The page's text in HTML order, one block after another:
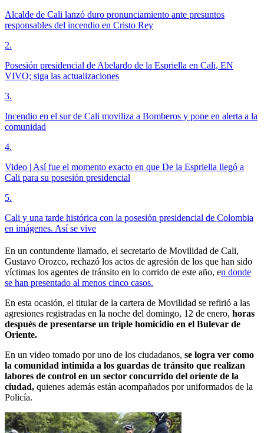
Alcalde de Cali lanzó duro pronunciamiento ante presuntos
responsables del incendio en Cristo Rey
2.
Posesión presidencial de Abelardo de la Espriella en Cali, EN
VIVO; siga las actualizaciones
3.
Incendio en el sur de Cali moviliza a Bomberos y pone en alerta a la
comunidad
4.
Video | Así fue el momento exacto en que De la Espriella llegó a
Cali para su posesión presidencial
5.
Cali y una tarde histórica con la posesión presidencial de Colombia
en imágenes. Así se vive
En un contundente llamado, el secretario de Movilidad de Cali,
Gustavo Orozco, rechazó los actos de agresión de los que han sido
víctimas los agentes de tránsito en lo corrido de este año, en donde
se han presentado al menos cinco casos.
En esta ocasión, el titular de la cartera de Movilidad se refirió a las
agresiones registradas en la noche del domingo, 12 de enero, horas
después de presentarse un triple homicidio en el Bulevar de
Oriente.
En un video tomado por uno de los ciudadanos, se logra ver como
la comunidad intimida a los guardas de tránsito que realizan
labores de control en un sector concurrido del oriente de la
ciudad, quienes además están acompañados por uniformados de la
Policía.